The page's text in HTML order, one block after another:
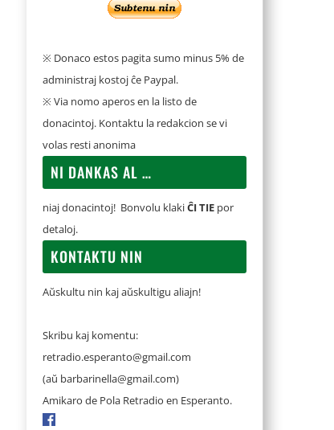
※ Donaco estos pagita sumo minus 5% de
administraj kostoj ĉe Paypal.
※ Via nomo aperos en la listo de
donacintoj. Kontaktu la redakcion se vi
volas resti anonima
NI DANKAS AL …
niaj donacintoj! Bonvolu klakiĈI TIEpor
detaloj.
KONTAKTU NIN
Aŭskultu nin kaj aŭskultigu aliajn!
Skribu kaj komentu:
retradio.esperanto@gmail.com
(aŭ barbarinella@gmail.com)
Amikaro de Pola Retradio en Esperanto.